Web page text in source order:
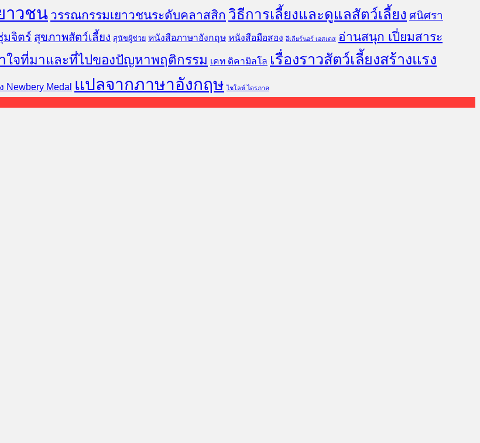
าวชน วรรณกรรมเยาวชนระดับคลาสสิก วิธีการเลี้ยงและดูแลสัตว์เลี้ยง ศนิศรา
จิตร์ สุขภาพสัตว์เลี้ยง สุนัขผู้ช่วย หนังสือภาษาอังกฤษ หนังสือมือสอง อีเลียร์นอร์ เอสเตส อ่านสนุก เปี่ยมสาระ
ใจที่มาและที่ไปของปัญหาพฤติกรรม เคท ดิคามิลโล เรื่องราวสัตว์เลี้ยงสร้างแรง
Newbery Medal แปลจากภาษาอังกฤษ ไชโลห์ ไตรภาค